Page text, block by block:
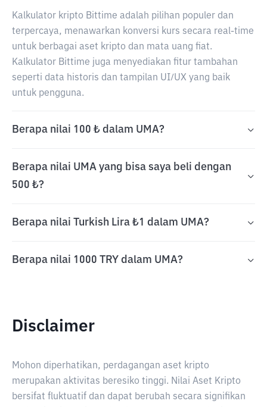
Kalkulator kripto Bittime adalah pilihan populer dan
terpercaya, menawarkan konversi kurs secara real-time
untuk berbagai aset kripto dan mata uang fiat.
Kalkulator Bittime juga menyediakan fitur tambahan
seperti data historis dan tampilan UI/UX yang baik
untuk pengguna.
Berapa nilai 100 ₺ dalam UMA?
Berapa nilai UMA yang bisa saya beli dengan
500 ₺?
Berapa nilai Turkish Lira ₺1 dalam UMA?
Berapa nilai 1000 TRY dalam UMA?
Disclaimer
Mohon diperhatikan, perdagangan aset kripto
merupakan aktivitas beresiko tinggi. Nilai Aset Kripto
bersifat fluktuatif dan dapat berubah secara signifikan